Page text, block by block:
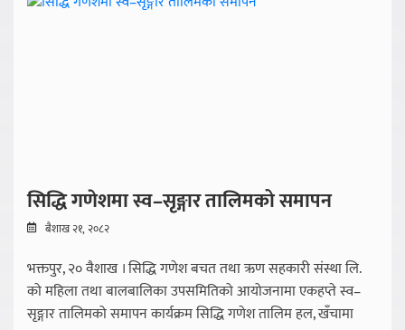
सिद्धि गणेशमा स्व–सृङ्गार तालिमको समापन
बैशाख २१, २०८२
भक्तपुर, २० वैशाख । सिद्धि गणेश बचत तथा ऋण सहकारी संस्था लि.
को महिला तथा बालबालिका उपसमितिको आयोजनामा एकहप्ते स्व–
सृङ्गार तालिमको समापन कार्यक्रम सिद्धि गणेश तालिम हल, खँचामा